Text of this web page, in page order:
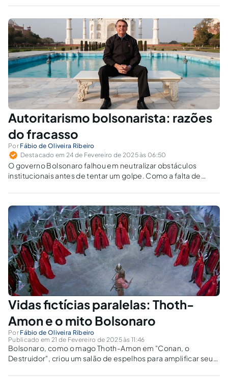
julgar o ex-presidente?
Autoritarismo bolsonarista: razões
do fracasso
Por Fábio de Oliveira Ribeiro
Destacado em 24 de Fevereiro de 2025 às 06:50
O governo Bolsonaro falhou em neutralizar obstáculos
institucionais antes de tentar um golpe. Como a falta de
Vidas fictícias paralelas: Thoth-
Amon e o mito Bolsonaro
Por Fábio de Oliveira Ribeiro
Publicado em 21 de Fevereiro de 2025 às 11:46
Bolsonaro, como o mago Thoth-Amon em "Conan, o
Destruidor", criou um salão de espelhos para amplificar seu